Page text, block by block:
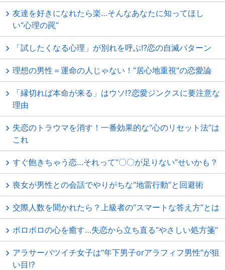
友達を好きになれたら楽…そんなあなたに知ってほし
い“心理の罠”
「試したくなる心理」が別れを呼ぶ!?恋の自滅パターン
理想の男性＝運命の人じゃない！“居心地重視”の恋愛論
「縁切れば本命が来る」はウソ⁉恋愛ジンクスに要注意な
理由
失恋のトラウマを消す！一番効果的な“心のリセット法”は
これ
すぐ飽きちゃう恋…それって“〇〇が足りない”せいかも？
喪女が男性との会話でやりがちな“地雷行動”と回避術
交際人数を聞かれたら？上級者の“スマートな答え方”とは
ボロボロの心を癒す…失恋から立ち直る“やさしい処方箋”
アラサーバツイチ女子は“年下男子orアラフィフ男性”が狙
い目⁉